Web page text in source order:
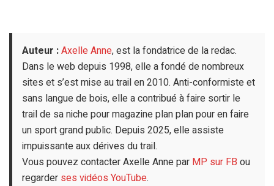
Auteur :Axelle Anne, est la fondatrice de la redac.
Dans le web depuis 1998, elle a fondé de nombreux
sites et s’est mise au trail en 2010. Anti-conformiste et
sans langue de bois, elle a contribué à faire sortir le
trail de sa niche pour magazine plan plan pour en faire
un sport grand public. Depuis 2025, elle assiste
impuissante aux dérives du trail.
Vous pouvez contacter Axelle Anne par MP sur FB ou
regarder ses vidéos YouTube.